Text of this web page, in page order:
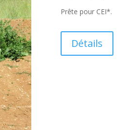
Prête pour CEI*.
Détails